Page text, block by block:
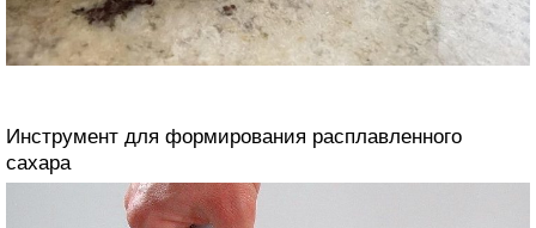
Инструмент для формирования расплавленного
сахара